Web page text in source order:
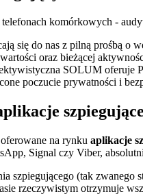
się do nas z pilną prośbą
oraz bieżącej
SOLUM oferuje
poczucie prywatności i
na rynku aplikacje
Signal czy Viber,
szpiegującego (tak
rzeczywistym otrzymuje